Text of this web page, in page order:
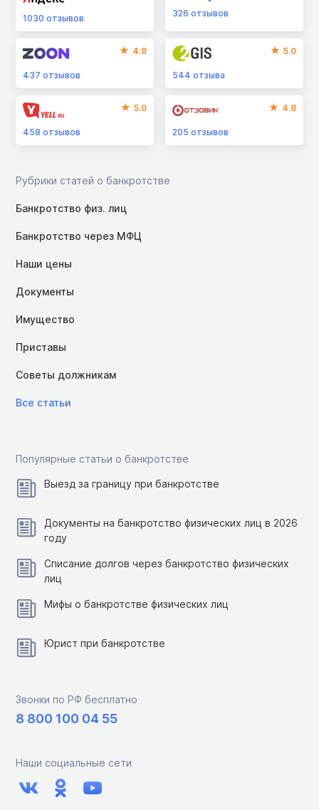
1030 отзывов
326отзывов
4.8
437 отзывов
5.0
544отзыва
5.0
458 отзывов
4.8
205отзывов
Рубрики статей о банкротстве
Банкротство физ. лиц
Банкротство через МФЦ
Наши цены
Документы
Имущество
Приставы
Советы должникам
Все статьи
Популярные статьи о банкротстве
Выезд за границу при банкротстве
Документы на банкротство физических лиц в 2026
году
Списание долгов через банкротство физических
лиц
Мифы о банкротстве физических лиц
Юрист при банкротстве
Звонки по РФ бесплатно
8 800 100 04 55
Наши социальные сети